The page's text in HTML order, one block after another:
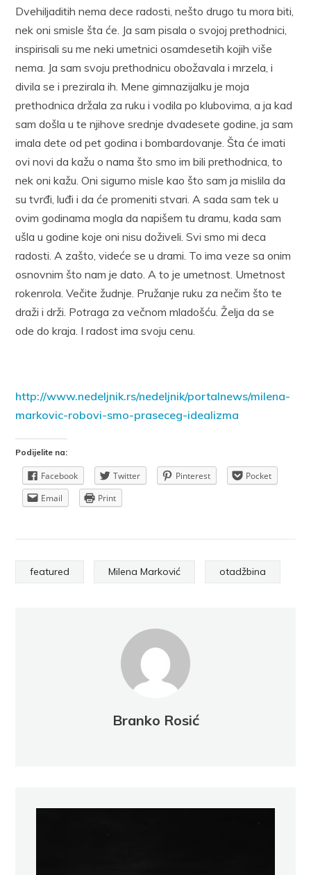
Dvehiljaditih nema dece radosti, nešto drugo tu mora biti,
nek oni smisle šta će. Ja sam pisala o svojoj prethodnici,
inspirisali su me neki umetnici osamdesetih kojih više
nema. Ja sam svoju prethodnicu obožavala i mrzela, i
divila se i prezirala ih. Mene gimnazijalku je moja
prethodnica držala za ruku i vodila po klubovima, a ja kad
sam došla u te njihove srednje dvadesete godine, ja sam
imala dete od pet godina i bombardovanje. Šta će imati
ovi novi da kažu o nama što smo im bili prethodnica, to
nek oni kažu. Oni sigurno misle kao što sam ja mislila da
su tvrđi, luđi i da će promeniti stvari. A sada sam tek u
ovim godinama mogla da napišem tu dramu, kada sam
ušla u godine koje oni nisu doživeli. Svi smo mi deca
radosti. A zašto, videće se u drami. To ima veze sa onim
osnovnim što nam je dato. A to je umetnost. Umetnost
rokenrola. Večite žudnje. Pružanje ruku za nečim što te
draži i drži. Potraga za večnom mladošću. Želja da se
ode do kraja. I radost ima svoju cenu.
http://www.nedeljnik.rs/nedeljnik/portalnews/milena-
markovic-robovi-smo-praseceg-idealizma
Podijelite na:
Facebook Twitter Pinterest
Pocket
Email
Print
featured Milena Marković otadžbina
Branko Rosić